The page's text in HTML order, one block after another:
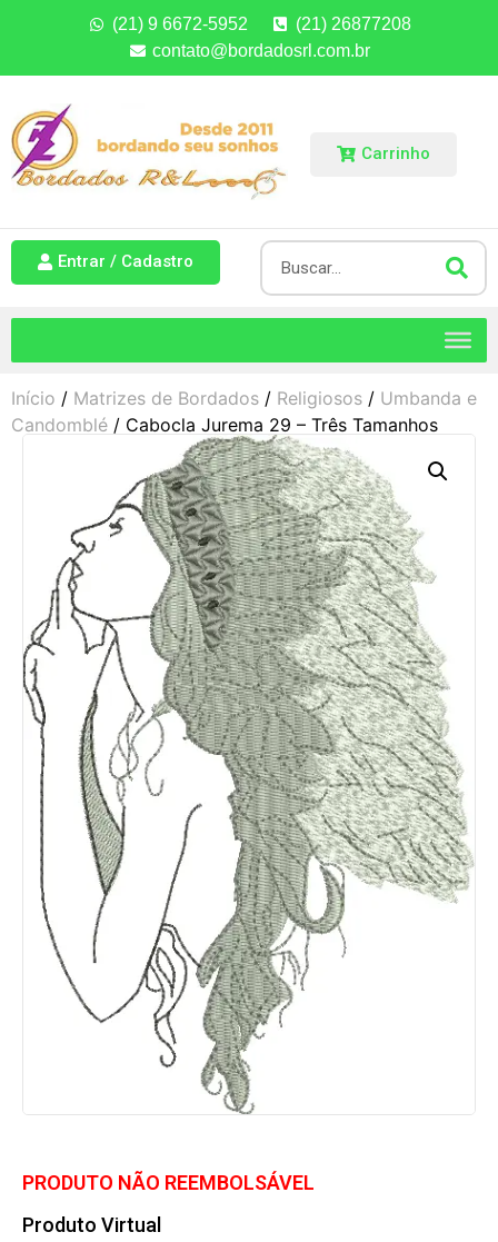
(21) 9 6672-5952
(21) 26877208
contato@bordadosrl.com.br
Carrinho
Entrar / Cadastro
Início / Matrizes de Bordados / Religiosos / Umbanda e
Candomblé / Cabocla Jurema 29 – Três Tamanhos
PRODUTO NÃO REEMBOLSÁVEL
Produto Virtual